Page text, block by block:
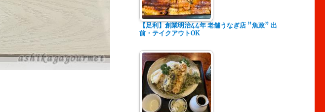
【足利】創業明治44年 老舗うなぎ店 ”魚政” 出
前・テイクアウトOK